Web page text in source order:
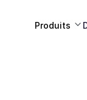
Produits